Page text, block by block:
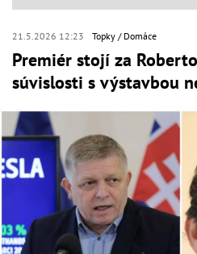
21.5.2026 12:23 Topky Domáce
Premiér stojí za
súvislosti s výstavbou